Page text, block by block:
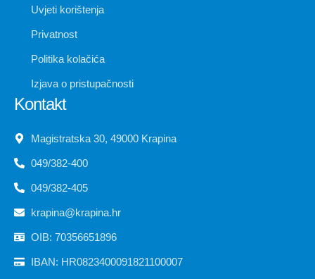
Uvjeti korištenja
Privatnost
Politika kolačića
Izjava o pristupačnosti
Kontakt
Magistratska 30, 49000 Krapina
049/382-400
049/382-405
krapina@krapina.hr
OIB: 70356651896
IBAN: HR0823400091821100007